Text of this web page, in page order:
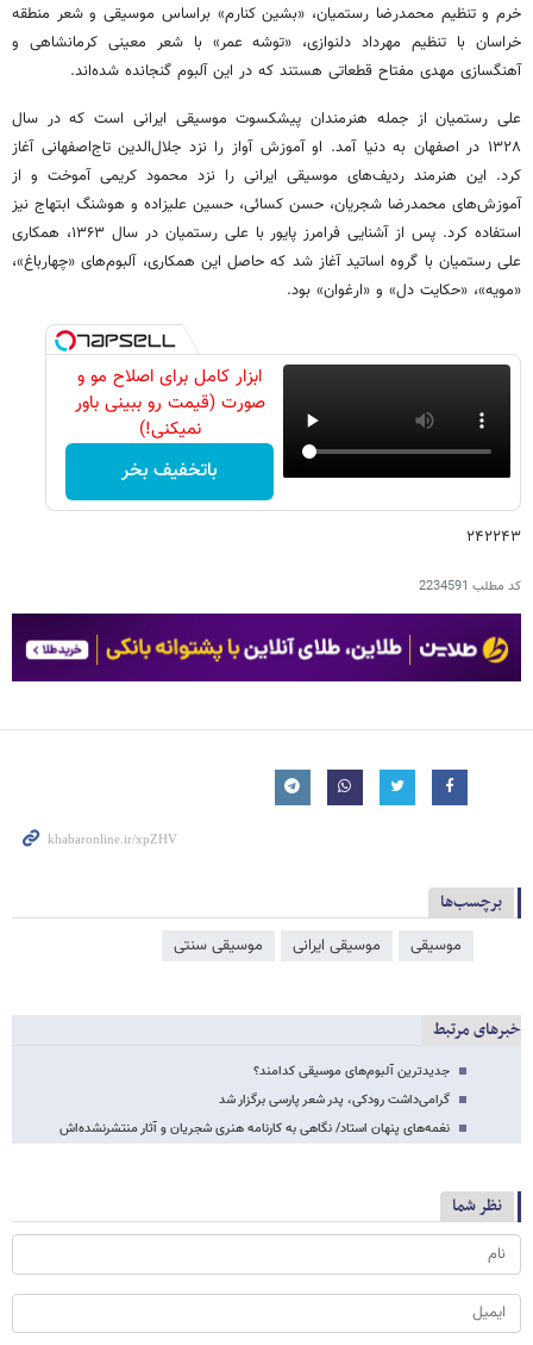
خرم و تنظیم محمدرضا رستمیان، «بشین کنارم» براساس موسیقی و شعر منطقه
خراسان با تنظیم مهرداد دلنوازی، «توشه عمر» با شعر معینی کرمانشاهی و
آهنگسازی مهدی مفتاح قطعاتی هستند که در این آلبوم گنجانده شده‌اند.
علی رستمیان از جمله هنرمندان پیشکسوت موسیقی ایرانی است که در سال
۱۳۲۸ در اصفهان به دنیا آمد. او آموزش آواز را نزد جلال‌الدین تاج‌اصفهانی آغاز
کرد. این هنرمند ردیف‌های موسیقی ایرانی را نزد محمود کریمی آموخت و از
آموزش‌های محمدرضا شجریان، حسن کسائی، حسین علیزاده و هوشنگ ابتهاج نیز
استفاده کرد. پس از آشنایی فرامرز پایور با علی رستمیان در سال ۱۳۶۳، همکاری
علی رستمیان با گروه اساتید آغاز شد که حاصل این همکاری، آلبوم‌های «چهارباغ»،
«مویه»، «حکایت دل» و «ارغوان» بود.
ابزار کامل برای اصلاح مو و
صورت (قیمت رو ببینی باور
نمیکنی!)
باتخفیف بخر
۲۴۲۲۴۳
کد مطلب 2234591
برچسب‌ها
موسیقی موسیقی ایرانی موسیقی سنتی
خبرهای مرتبط
جدیدترین آلبوم‌های موسیقی کدامند؟
گرامی‌داشت رودکی، پدر شعر پارسی برگزار شد
نغمه‌‏های پنهان استاد/ نگاهی به کارنامه هنری شجریان و آثار منتشرنشده‌‏اش
نظر شما